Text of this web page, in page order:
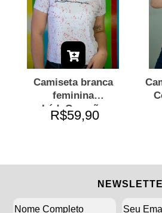
Camiseta branca
feminina
LádoCoração
R$59,90